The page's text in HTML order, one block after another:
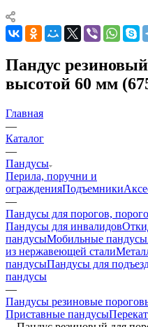
Пандус
высотой 60 мм
Главная
—
Каталог
—
Пандусы
Перила, поручни и
огражденияПодъемники
—
Пандусы для порогов,
Пандусы для инвалидов
пандусыМобильные пандусы
из нержавеющей стали
пандусыПандусы для
пандусы
—
Пандусы резиновые
Приставные пандусы